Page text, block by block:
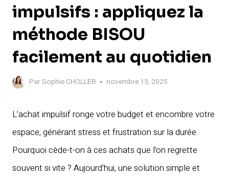
impulsifs : appliquez la
méthode BISOU
facilement au quotidien
ParSophie CHOLLER novembre 13, 2025
L’achat impulsif ronge votre budget et encombre votre
espace, générant stress et frustration sur la durée.
Pourquoi cède-t-on à ces achats que l’on regrette
souvent si vite ? Aujourd’hui, une solution simple et